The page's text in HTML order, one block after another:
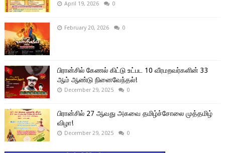
April 19, 2026 0
February 20, 2026 0
பிரான்சில் கேணல் கிட்டு உட்பட 10 வீரமறவர்களின் 33
ஆம் ஆண்டு நினைவேந்தல்!
December 29, 2025 0
பிரான்சில் 27 ஆவது அகவை தமிழ்ச்சோலை முத்தமிழ்
விழா!
December 29, 2025 0